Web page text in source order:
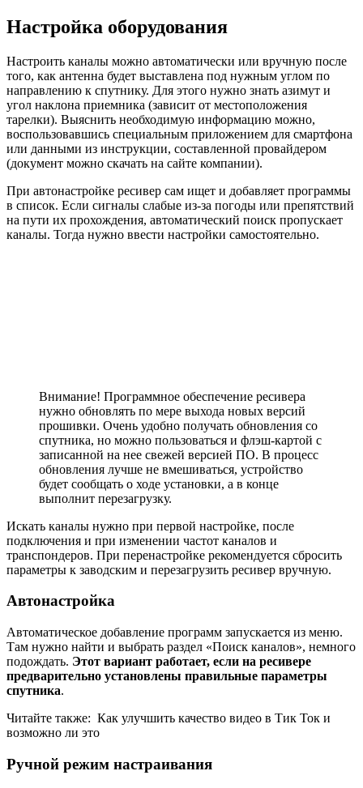
Настройка оборудования
Настроить каналы можно автоматически или вручную после
того, как антенна будет выставлена под нужным углом по
направлению к спутнику. Для этого нужно знать азимут и
угол наклона приемника (зависит от местоположения
тарелки). Выяснить необходимую информацию можно,
воспользовавшись специальным приложением для смартфона
или данными из инструкции, составленной провайдером
(документ можно скачать на сайте компании).
При автонастройке ресивер сам ищет и добавляет программы
в список. Если сигналы слабые из-за погоды или препятствий
на пути их прохождения, автоматический поиск пропускает
каналы. Тогда нужно ввести настройки самостоятельно.
Внимание! Программное обеспечение ресивера
нужно обновлять по мере выхода новых версий
прошивки. Очень удобно получать обновления со
спутника, но можно пользоваться и флэш-картой с
записанной на нее свежей версией ПО. В процесс
обновления лучше не вмешиваться, устройство
будет сообщать о ходе установки, а в конце
выполнит перезагрузку.
Искать каналы нужно при первой настройке, после
подключения и при изменении частот каналов и
транспондеров. При перенастройке рекомендуется сбросить
параметры к заводским и перезагрузить ресивер вручную.
Автонастройка
Автоматическое добавление программ запускается из меню.
Там нужно найти и выбрать раздел «Поиск каналов», немного
подождать. Этот вариант работает, если на ресивере
предварительно установлены правильные параметры
спутника.
Читайте также: Как улучшить качество видео в Тик Ток и
возможно ли это
Ручной режим настраивания